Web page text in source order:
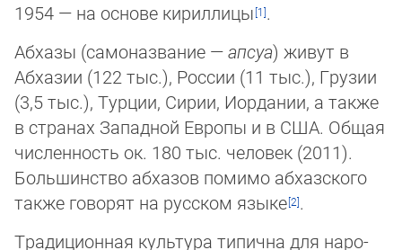
1954 — на основе кириллицы
.
Абхазы (самоназвание —апсуа) живут в
Абхазии (122 тыс.), России (11 тыс.), Грузии
(3,5 тыс.), Турции, Сирии, Иордании, а также
в странах Западной Европы и в США. Об­щая
численность ок. 180 тыс. человек (2011).
Большинство абхазов помимо аб­хаз­ско­го
также говорят на русском языке .
Тра­диционная куль­ту­ра ти­пич­на для на­ро­